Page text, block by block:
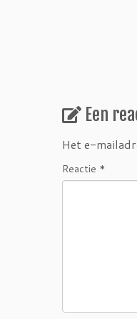
Een
Het e-
Reactie *